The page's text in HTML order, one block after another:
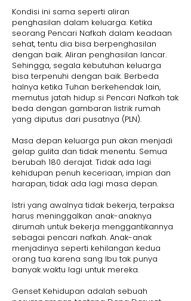
Kondisi ini sama seperti aliran
penghasilan dalam keluarga. Ketika
seorang Pencari Nafkah dalam keadaan
sehat, tentu dia bisa berpenghasilan
dengan baik. Aliran penghasilan lancar.
Sehingga, segala kebutuhan keluarga
bisa terpenuhi dengan baik. Berbeda
halnya ketika Tuhan berkehendak lain,
memutus jatah hidup si Pencari Nafkah tak
beda dengan gambaran listrik rumah
yang diputus dari pusatnya (PLN).
Masa depan keluarga pun akan menjadi
gelap gulita dan tidak menentu. Semua
berubah 180 derajat. Tidak ada lagi
kehidupan penuh keceriaan, impian dan
harapan, tidak ada lagi masa depan.
Istri yang awalnya tidak bekerja, terpaksa
harus meninggalkan anak-anaknya
dirumah untuk bekerja menggantikannya
sebagai pencari nafkah. Anak-anak
menjadinya seperti kehilangan kedua
orang tua karena sang Ibu tak punya
banyak waktu lagi untuk mereka.
Genset Kehidupan adalah sebuah